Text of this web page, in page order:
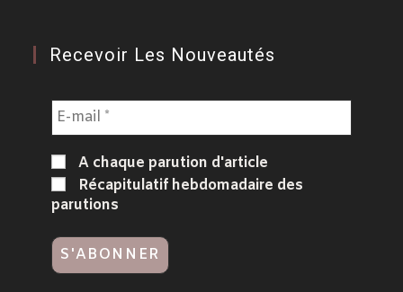
Recevoir Les Nouveautés
A chaque parution d'article
Récapitulatif hebdomadaire des
parutions